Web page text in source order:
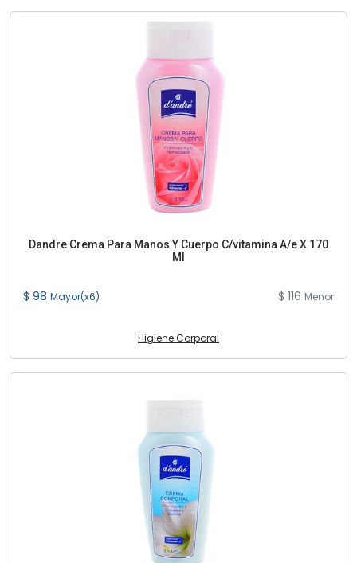
Dandre Crema Para Manos Y Cuerpo C/vitamina A/e X 170
Ml
$ 98 Mayor(x6) $ 116 Menor
Higiene Corporal